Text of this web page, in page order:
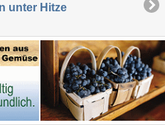
unter Hitze